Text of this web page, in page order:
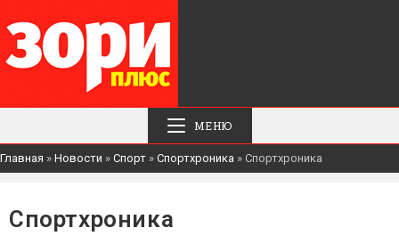
МЕНЮ
Главная » Новости » Спорт » Спортхроника » Спортхроника
Спортхроника